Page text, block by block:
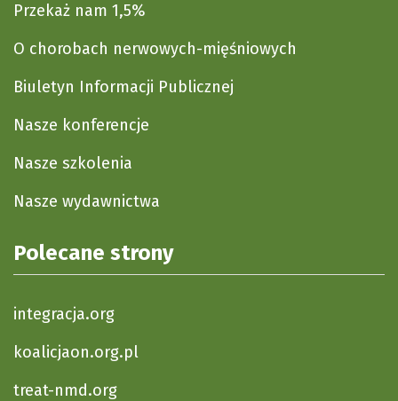
Przekaż nam 1,5%
O chorobach nerwowych-mięśniowych
Biuletyn Informacji Publicznej
Nasze konferencje
Nasze szkolenia
Nasze wydawnictwa
Polecane strony
integracja.org
koalicjaon.org.pl
treat-nmd.org